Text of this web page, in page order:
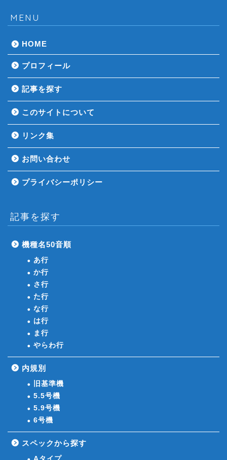
MENU
HOME
プロフィール
記事を探す
このサイトについて
リンク集
お問い合わせ
プライバシーポリシー
記事を探す
機種名50音順
あ行
か行
さ行
た行
な行
は行
ま行
やらわ行
内規別
旧基準機
5.5号機
5.9号機
6号機
スペックから探す